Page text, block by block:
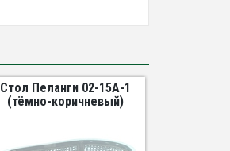
Стол Пеланги 02-15А-1
(тёмно-коричневый)